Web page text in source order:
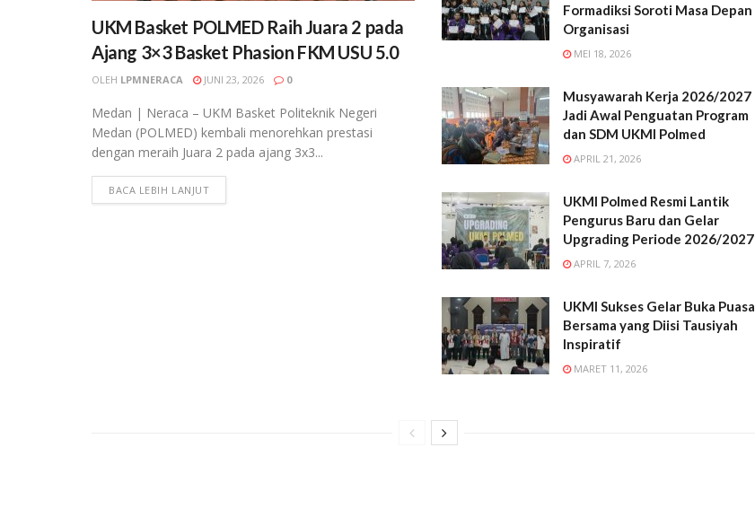
UKM Basket POLMED Raih Juara 2 pada
Ajang 3×3 Basket Phasion FKM USU 5.0
OLEH LPMNERACA JUNI 23, 2026 0
Medan | Neraca – UKM Basket Politeknik Negeri
Medan (POLMED) kembali menorehkan prestasi
dengan meraih Juara 2 pada ajang 3x3...
BACA LEBIH LANJUT
Formadiksi Soroti Masa Depan
Organisasi
MEI 18, 2026
Musyawarah Kerja 2026/2027
Jadi Awal Penguatan Program
dan SDM UKMI Polmed
APRIL 21, 2026
UKMI Polmed Resmi Lantik
Pengurus Baru dan Gelar
Upgrading Periode 2026/2027
APRIL 7, 2026
UKMI Sukses Gelar Buka Puasa
Bersama yang Diisi Tausiyah
Inspiratif
MARET 11, 2026